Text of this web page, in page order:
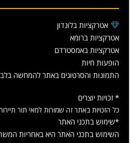
אטרקציות בלונדון
אטרקציות ברומא
אטרקציות באמסטרדם
הופעות חיות
התמונות והסרטונים באתר להמחשה
* זכויות יוצרים
כל הזכויות באתר זה שמורות למאי תור
*שימוש בתכני האתר
השימוש בתכני האתר היא באחריות